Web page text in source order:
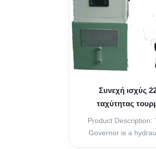
Συνεχή ισχύς
ταχύτητας
απόκρισης 10 ms
Product Description:
Governor is a
that uses hydraulic